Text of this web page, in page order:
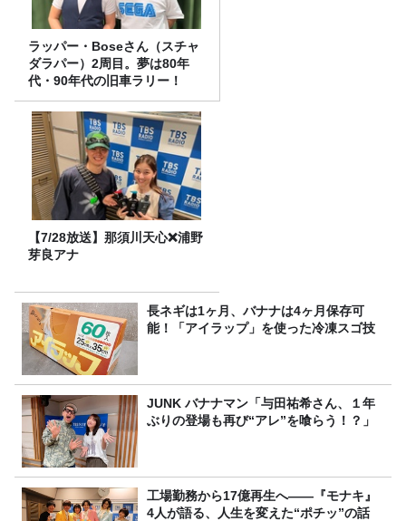
ラッパー・Boseさん（スチャ
ダラパー）2周目。夢は80年
代・90年代の旧車ラリー！
【7/28放送】那須川天心❌浦野
芽良アナ
長ネギは1ヶ月、バナナは4ヶ月保存可
能！「アイラップ」を使った冷凍スゴ技
JUNK バナナマン「与田祐希さん、１年
ぶりの登場も再び“アレ”を喰らう！？」
工場勤務から17億再生へ——『モナキ』
4人が語る、人生を変えた“ポチッ”の話